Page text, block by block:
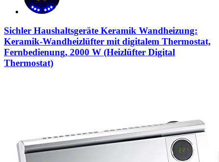
Sichler Haushaltsgeräte Keramik Wandheizung:
Keramik-Wandheizlüfter mit digitalem Thermostat,
Fernbedienung, 2000 W (Heizlüfter Digital
Thermostat)